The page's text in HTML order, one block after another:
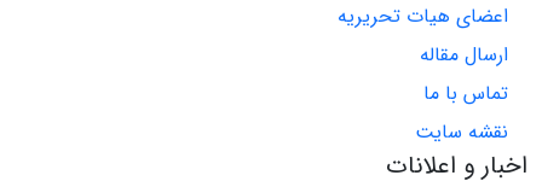
اعضای هیات تحریریه
ارسال مقاله
تماس با ما
نقشه سایت
اخبار و اعلانات